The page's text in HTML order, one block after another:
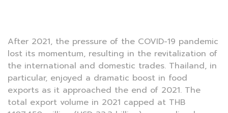
After 2021, the pressure of the COVID-19 pandemic
lost its momentum, resulting in the revitalization of
the international and domestic trades. Thailand, in
particular, enjoyed a dramatic boost in food
exports as it approached the end of 2021. The
total export volume in 2021 capped at THB